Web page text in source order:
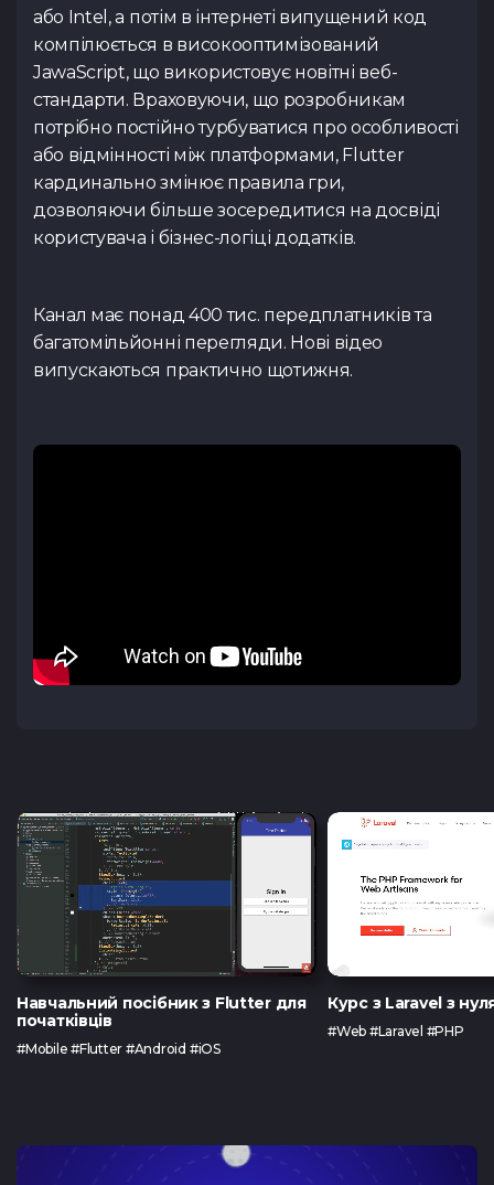
або Intel, а потім в інтернеті випущений код
компілюється в високооптимізований
JawaScript, що використовує новітні веб-
стандарти. Враховуючи, що розробникам
потрібно постійно турбуватися про особливості
або відмінності між платформами, Flutter
кардинально змінює правила гри,
дозволяючи більше зосередитися на досвіді
користувача і бізнес-логіці додатків.
Канал має понад 400 тис. передплатників та
багатомільйонні перегляди. Нові відео
випускаються практично щотижня.
Навчальний посібник з Flutter для
початківців
#Mobile #Flutter #Android #iOS
Курс з Laravel з
#Web #Laravel #PHP